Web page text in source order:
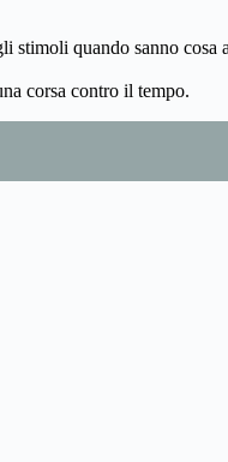
stimoli quando sanno cosa
corsa contro il tempo.